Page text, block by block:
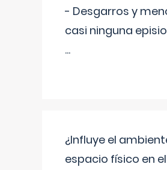
- Desgarros y
casi ninguna
...
¿Influye el
espacio físico en el